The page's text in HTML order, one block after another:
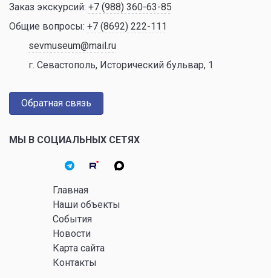
Заказ экскурсий: +7 (988) 360-63-85
Общие вопросы: +7 (8692) 222-111
sevmuseum@mail.ru
г. Севастополь, Исторический бульвар, 1
Обратная связь
МЫ В СОЦИАЛЬНЫХ СЕТЯХ
Главная
Наши объекты
События
Новости
Карта сайта
Контакты